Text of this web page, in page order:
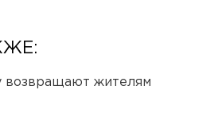
возвращают жителям